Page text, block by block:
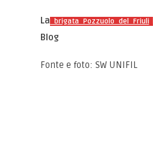
La brigata Pozzuolo del Friuli
Blog
Fonte e foto: SW UNIFIL